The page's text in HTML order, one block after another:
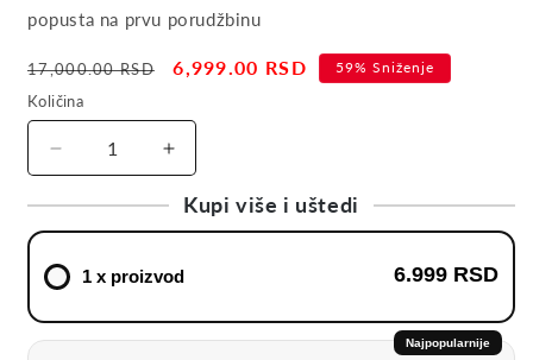
popusta na prvu porudžbinu
Regular
price
17,000.00 RSD
Sale
6,999.00 RSD 59% Sniženje
Količina
Decrease
quantity
for
Sip&amp;Go
-
Prenosivi
Increase
quantity
for
Sip&amp;Go
Prenosivi
Kupi više i uštedi
1 x proizvod 6.999 RSD
Najpopularnije